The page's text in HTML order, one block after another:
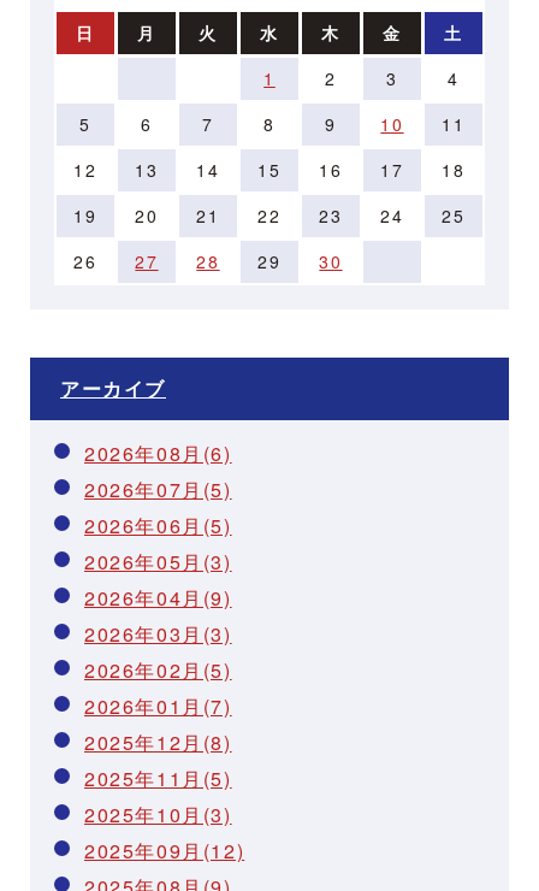
日 月 火 水 木 金
土
1
2 3
4
5
6 7 8 9 10
11
12
13 14 15 16 17
18
19
20 21 22 23 24
25
26
27 28 29 30
アーカイブ
2026年08月(6)
2026年07月(5)
2026年06月(5)
2026年05月(3)
2026年04月(9)
2026年03月(3)
2026年02月(5)
2026年01月(7)
2025年12月(8)
2025年11月(5)
2025年10月(3)
2025年09月(12)